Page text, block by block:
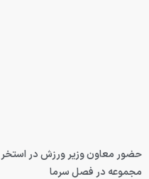
حضور معاون وزیر ورزش در استخر
مجموعه در فصل سرما